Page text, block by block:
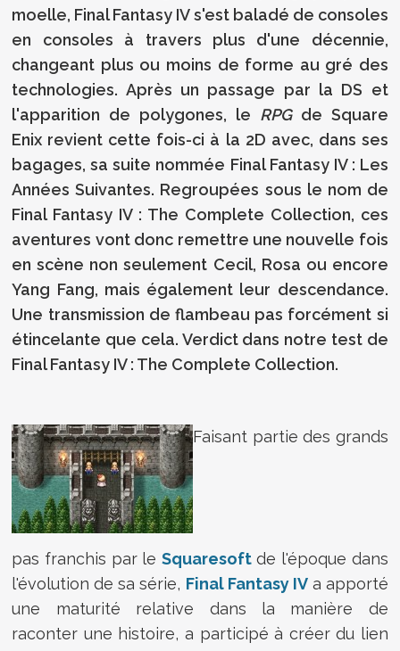
moelle, Final Fantasy IV s'est baladé de consoles
en consoles à travers plus d'une décennie,
changeant plus ou moins de forme au gré des
technologies. Après un passage par la DS et
l'apparition de polygones, le RPGde Square
Enix revient cette fois-ci à la 2D avec, dans ses
bagages, sa suite nommée Final Fantasy IV : Les
Années Suivantes. Regroupées sous le nom de
Final Fantasy IV : The Complete Collection, ces
aventures vont donc remettre une nouvelle fois
en scène non seulement Cecil, Rosa ou encore
Yang Fang, mais également leur descendance.
Une transmission de flambeau pas forcément si
étincelante que cela. Verdict dans notre test de
Final Fantasy IV : The Complete Collection.
Faisant partie des grands
pas franchis par le Squaresoftde l'époque dans
l'évolution de sa série, Final Fantasy IVa apporté
une maturité relative dans la manière de
raconter une histoire, a participé à créer du lien